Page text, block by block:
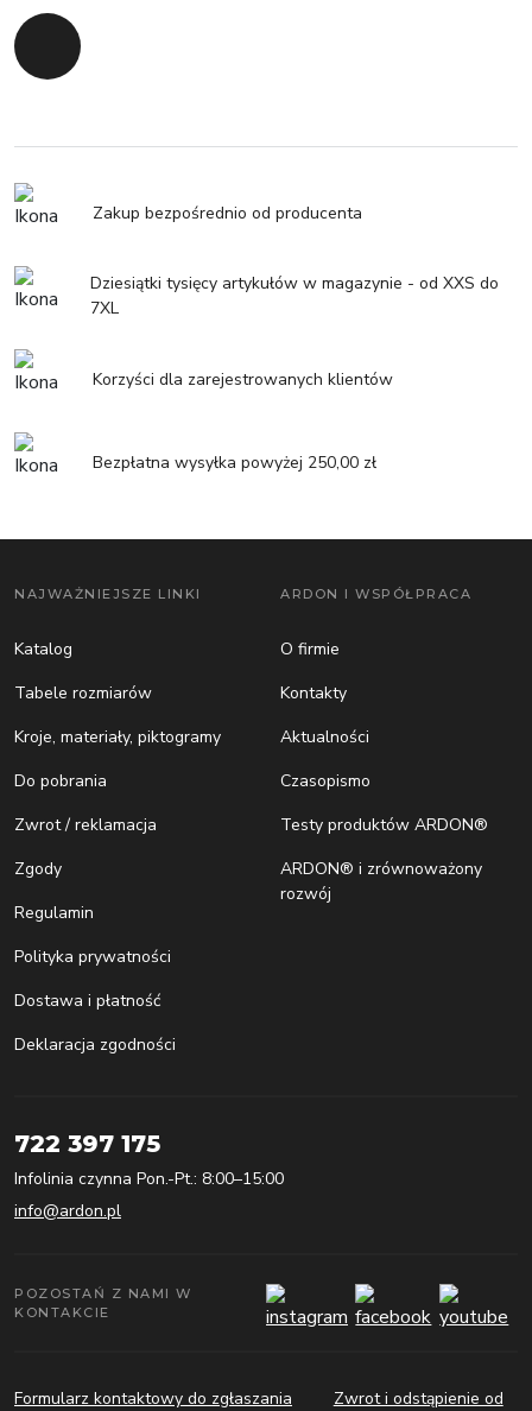
Powrót do początku
Zakup bezpośrednio od producenta
Dziesiątki tysięcy artykułów w magazynie - od XXS do
7XL
Korzyści dla zarejestrowanych klientów
Bezpłatna wysyłka powyżej 250,00 zł
NAJWAŻNIEJSZE LINKI
Katalog
Tabele rozmiarów
Kroje, materiały, piktogramy
Do pobrania
Zwrot / reklamacja
Zgody
Regulamin
Polityka prywatności
Dostawa i płatność
Deklaracja zgodności
ARDON I WSPÓŁPRACA
O firmie
Kontakty
Aktualności
Czasopismo
Testy produktów ARDON®
ARDON® i zrównoważony
rozwój
722 397 175
Infolinia czynna Pon.-Pt.: 8:00–15:00
info@ardon.pl
POZOSTAŃ Z NAMI W
KONTAKCIE
Formularz kontaktowy do zgłaszania Zwrot i odstąpienie od